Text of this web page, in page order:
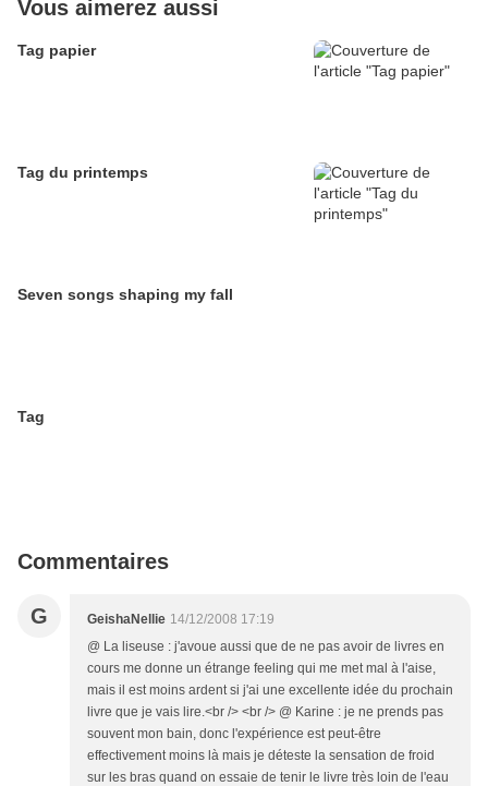
Vous aimerez aussi
Tag papier
Tag du printemps
Seven songs shaping my fall
Tag
Commentaires
G GeishaNellie 14/12/2008 17:19
@ La liseuse : j'avoue aussi que de ne pas avoir de livres en
cours me donne un étrange feeling qui me met mal à l'aise,
mais il est moins ardent si j'ai une excellente idée du prochain
livre que je vais lire.<br /> <br /> @ Karine : je ne prends pas
souvent mon bain, donc l'expérience est peut-être
effectivement moins là mais je déteste la sensation de froid
sur les bras quand on essaie de tenir le livre très loin de l'eau